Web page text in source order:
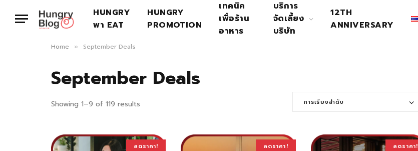
HUNGRY
พา EAT
HUNGRY
PROMOTION
เทคนิค
เพื่อร้าน
อาหาร
บริการ
จัดเลี้ยง
บริษัท
12TH
ANNIVERSARY
Home » September Deals
September Deals
Showing 1–9 of 119 results การเรียงลำดับ
ลดราคา! ลดราคา! ลดราคา!